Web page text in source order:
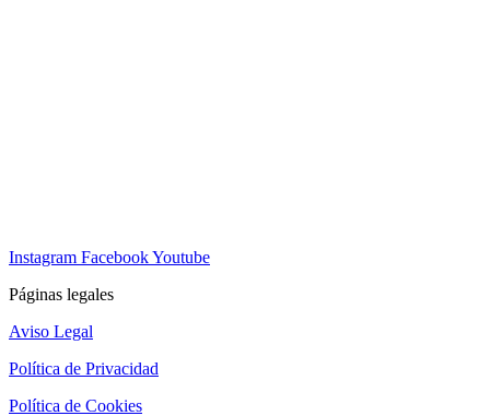
Instagram FacebookYoutube
Páginas legales
Aviso Legal
Política de Privacidad
Política de Cookies